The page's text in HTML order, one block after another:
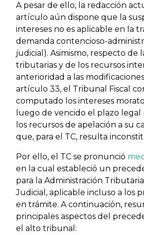
A pesar de ello, la redacción
artículo aún dispone que la
intereses no es aplicable en la
demanda contencioso-
judicial). Asimismo, respecto de
tributarias y de los recursos
anterioridad a las modificaciones
artículo 33, el Tribunal Fiscal
computado los intereses
luego de vencido el plazo legal
los recursos de apelación a su
que, para el TC, resulta
Por ello, el TC se pronunció
en la cual estableció un
para la Administración
Judicial, aplicable incluso a los
en trámite. A continuación,
principales aspectos del
el alto tribunal: